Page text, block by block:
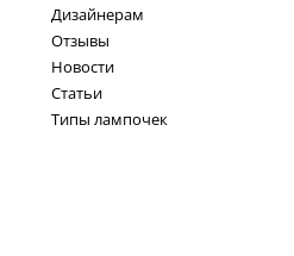
Дизайнерам
Отзывы
Новости
Статьи
Типы лампочек